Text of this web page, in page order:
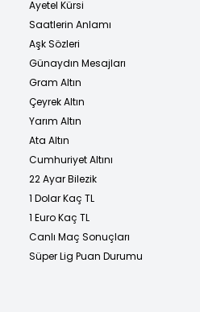
Ayetel Kürsi
Saatlerin Anlamı
Aşk Sözleri
Günaydın Mesajları
Gram Altın
Çeyrek Altın
Yarım Altın
Ata Altın
Cumhuriyet Altını
22 Ayar Bilezik
1 Dolar Kaç TL
1 Euro Kaç TL
Canlı Maç Sonuçları
Süper Lig Puan Durumu